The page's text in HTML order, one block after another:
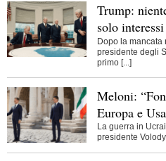
Trump:
solo
Dopo la mancata
presidente degli
primo [...]
Meloni:
Europa e
La guerra in
presidente